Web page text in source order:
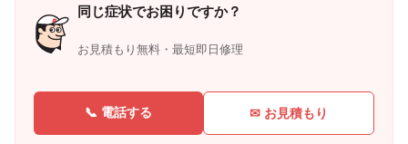
同じ症状でお困りですか？
お見積もり無料・最短即日修理
📞 電話する ✉ お見積もり